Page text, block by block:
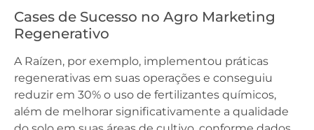
Cases de Sucesso no Agro Marketing
Regenerativo
A Raízen, por exemplo, implementou práticas
regenerativas em suas operações e conseguiu
reduzir em 30% o uso de fertilizantes químicos,
além de melhorar significativamente a qualidade